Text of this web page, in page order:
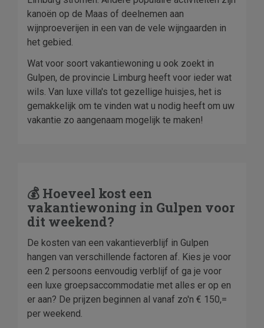
kanoën op de Maas of deelnemen aan
wijnproeverijen in een van de vele wijngaarden in
het gebied.
Wat voor soort vakantiewoning u ook zoekt in
Gulpen, de provincie Limburg heeft voor ieder wat
wils. Van luxe villa's tot gezellige huisjes, het is
gemakkelijk om te vinden wat u nodig heeft om uw
vakantie zo aangenaam mogelijk te maken!
💰 Hoeveel kost een
vakantiewoning in Gulpen voor
dit weekend?
De kosten van een vakantieverblijf in Gulpen
hangen van verschillende factoren af. Kies je voor
een 2 persoons eenvoudig verblijf of ga je voor
een luxe groepsaccommodatie met alles er op en
er aan? De prijzen beginnen al vanaf zo'n € 150,=
per weekend.